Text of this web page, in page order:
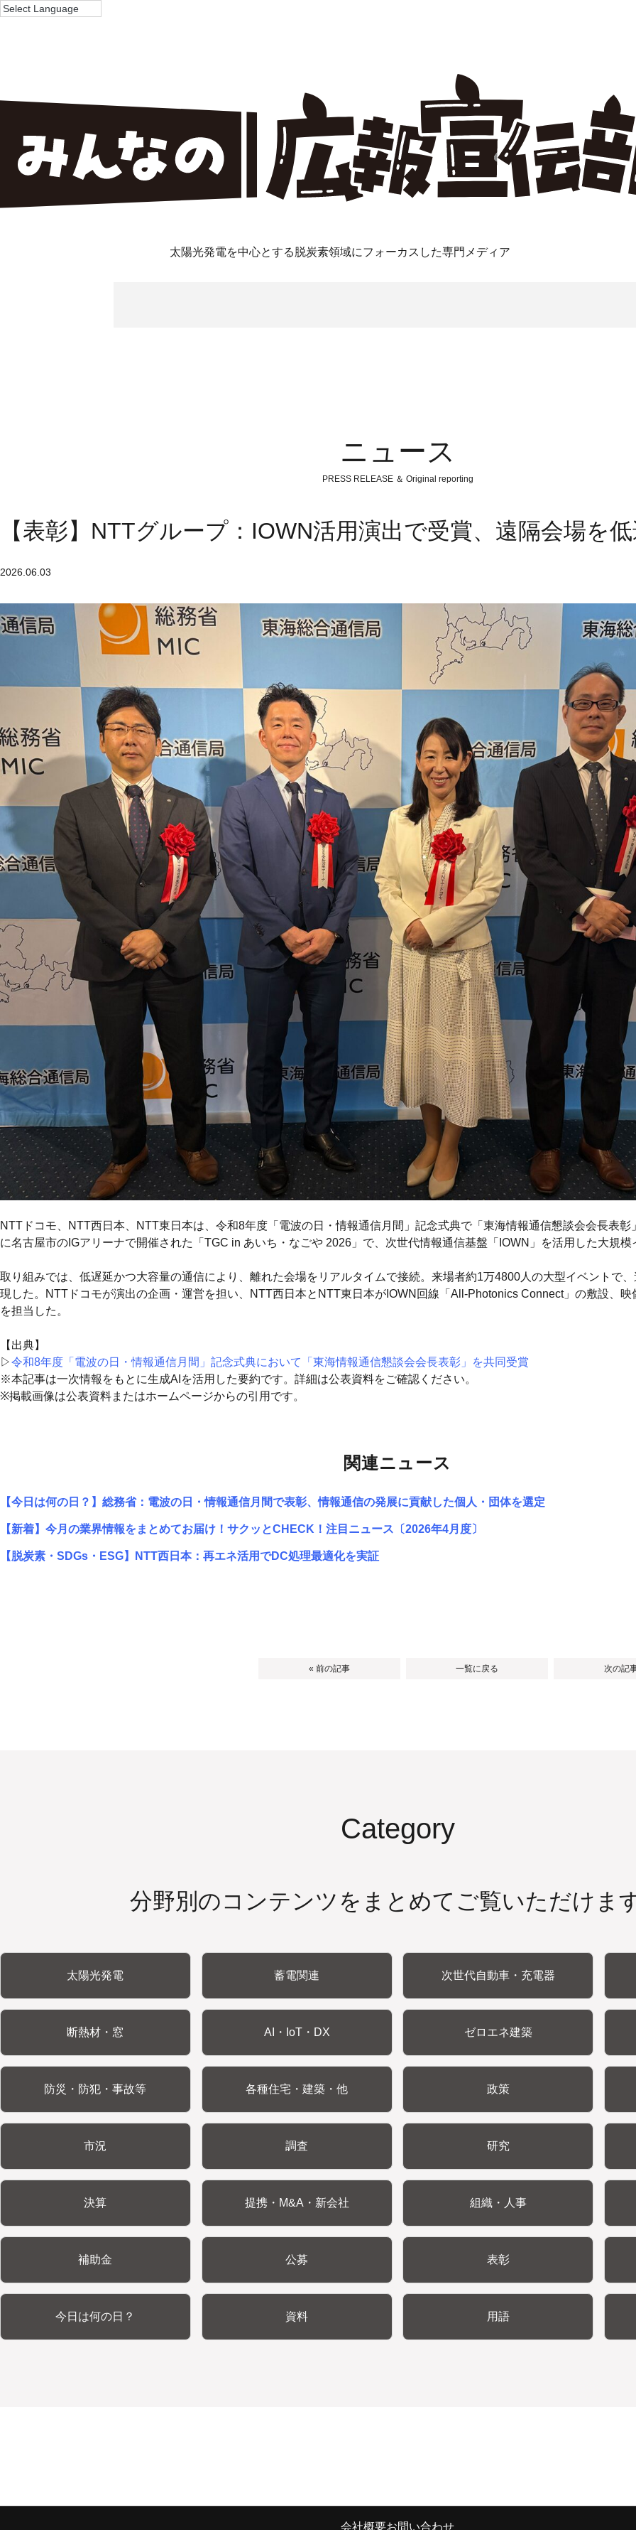
太陽光発電を中心とする脱炭素領域にフォーカスした専門メディア
ニュース
PRESS RELEASE ＆ Original reporting
【表彰】NTTグループ：IOWN活用演出で受賞、遠隔会場を
2026.06.03
NTTドコモ、NTT西日本、NTT東日本は、令和8年度「電波の日・情報通信月間」記念式典で「東海情報通信懇談会会長表
に名古屋市のIGアリーナで開催された「TGC in あいち・なごや 2026」で、次世代情報通信基盤「IOWN」を活用した大規
取り組みでは、低遅延かつ大容量の通信により、離れた会場をリアルタイムで接続。来場者約1万4800人の大型イベントで
現した。NTTドコモが演出の企画・運営を担い、NTT西日本とNTT東日本がIOWN回線「All-Photonics Connect」の敷設、
を担当した。
【出典】
▷令和8年度「電波の日・情報通信月間」記念式典において「東海情報通信懇談会会長表彰」を共同受賞
※本記事は一次情報をもとに生成AIを活用した要約です。詳細は公表資料をご確認ください。
※掲載画像は公表資料またはホームページからの引用です。
関連ニュース
【今日は何の日？】総務省：電波の日・情報通信月間で表彰、情報通信の発展に貢献した個人・団体を選定
【新着】今月の業界情報をまとめてお届け！サクッとCHECK！注目ニュース〔2026年4月度〕
【脱炭素・SDGs・ESG】NTT西日本：再エネ活用でDC処理最適化を実証
« 前の記事 一覧に戻る 次の記
Category
分野別のコンテンツをまとめてご覧いただけま
太陽光発電 蓄電関連 次世代自動車・充電器
断熱材・窓 AI・IoT・DX ゼロエネ建築
防災・防犯・事故等 各種住宅・建築・他 政策
市況 調査 研究
決算 提携・M&A・新会社 組織・人事
補助金 公募 表彰
今日は何の日？ 資料 用語
会社概要お問い合わせ